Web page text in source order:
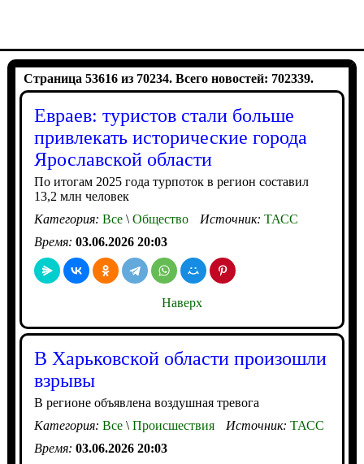
Страница 53616 из 70234. Всего новостей: 702339.
Евраев: туристов стали больше
привлекать исторические города
Ярославской области
По итогам 2025 года турпоток в регион составил
13,2 млн человек
Категория: Все\Общество Источник: ТАСС
Время: 03.06.2026 20:03
Наверх
В Харьковской области произошли
взрывы
В регионе объявлена воздушная тревога
Категория: Все\Происшествия Источник: ТАСС
Время: 03.06.2026 20:03